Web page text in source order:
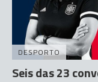
DESPORTO
Seis das 23